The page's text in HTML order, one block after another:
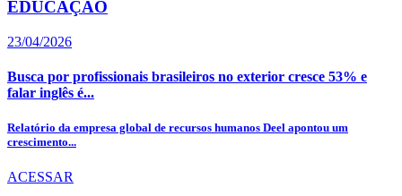
EDUCAÇÃO
23/04/2026
Busca por profissionais brasileiros no exterior cresce 53% e
falar inglês é...
Relatório da empresa global de recursos humanos Deel apontou um
crescimento...
ACESSAR